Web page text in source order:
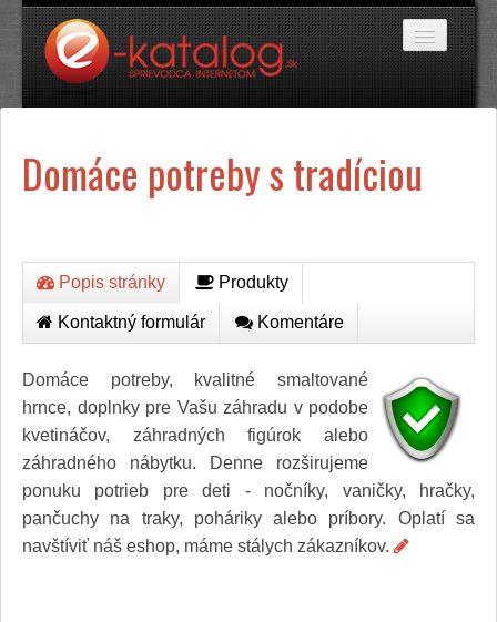
Domáce potreby
Doprava a cestovanie
Internetové obchody
Jedlo a stravovanie
Kancelárske potreby
Kozmetika a kaderníctvo
Kultúra a umenie
Literatúra a tlač
Obchodná činnosť
Oblečenie a módne doplnky
Priemysel
Servis
Služby
Spoločnosť
Stavba, dom, záhrada
Domáce potreby s tradíciou
Popis stránky Produkty
Kontaktný formulár Komentáre
Domáce potreby, kvalitné smaltované
hrnce, doplnky pre Vašu záhradu v podobe
kvetináčov, záhradných figúrok alebo
záhradného nábytku. Denne rozširujeme
ponuku potrieb pre deti - nočníky, vaničky, hračky,
pančuchy na traky, poháriky alebo príbory. Oplatí sa
navštíviť náš eshop, máme stálych zákazníkov.